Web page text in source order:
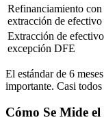
Refinanciamiento con
extracción de efectivo
Extracción de
excepción DFE
El estándar de 6
importante. Casi
Cómo Se Mide